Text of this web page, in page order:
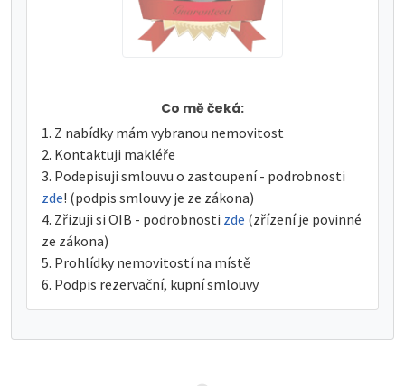
Co mě čeká:
Z nabídky mám vybranou nemovitost
Kontaktuji makléře
Podepisuji smlouvu o zastoupení - podrobnosti
zde! (podpis smlouvy je ze zákona)
Zřizuji si OIB - podrobnosti zde (zřízení je povinné
ze zákona)
Prohlídky nemovitostí na místě
Podpis rezervační, kupní smlouvy